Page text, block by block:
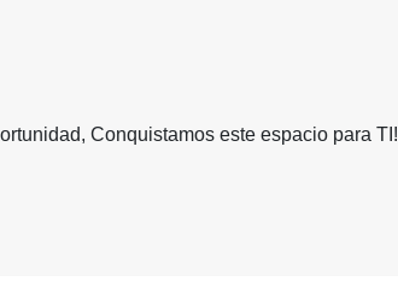
Conquistamos este espacio para TI!